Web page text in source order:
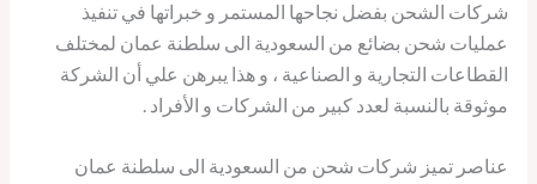
شركات الشحن بفضل نجاحها المستمر و خبراتها في تنفيذ
عمليات شحن بضائع من السعودية الى سلطنة عمان لمختلف
القطاعات التجارية و الصناعية ، و هذا يبرهن علي أن الشركة
موثوقة بالنسبة لعدد كبير من الشركات و الأفراد .
عناصر تميز شركات شحن من السعودية الى سلطنة عمان